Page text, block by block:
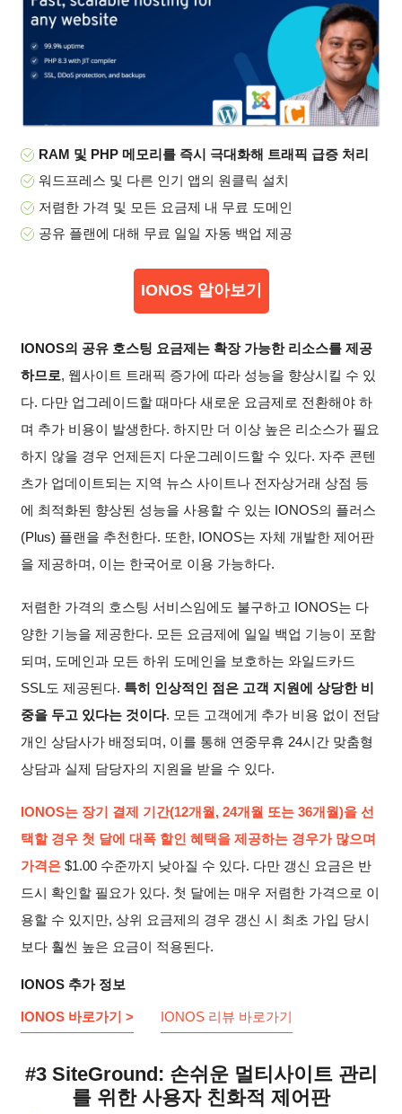
RAM 및 PHP 메모리를 즉시 극대화해 트래픽 급증 처리
워드프레스 및 다른 인기 앱의 원클릭 설치
저렴한 가격 및 모든 요금제 내 무료 도메인
공유 플랜에 대해 무료 일일 자동 백업 제공
IONOS 알아보기
IONOS의 공유 호스팅 요금제는 확장 가능한 리소스를 제공
하므로, 웹사이트 트래픽 증가에 따라 성능을 향상시킬 수 있
다. 다만 업그레이드할 때마다 새로운 요금제로 전환해야 하
며 추가 비용이 발생한다. 하지만 더 이상 높은 리소스가 필요
하지 않을 경우 언제든지 다운그레이드할 수 있다. 자주 콘텐
츠가 업데이트되는 지역 뉴스 사이트나 전자상거래 상점 등
에 최적화된 향상된 성능을 사용할 수 있는 IONOS의 플러스
(Plus) 플랜을 추천한다. 또한, IONOS는 자체 개발한 제어판
을 제공하며, 이는 한국어로 이용 가능하다.
저렴한 가격의 호스팅 서비스임에도 불구하고 IONOS는 다
양한 기능을 제공한다. 모든 요금제에 일일 백업 기능이 포함
되며, 도메인과 모든 하위 도메인을 보호하는 와일드카드
SSL도 제공된다. 특히 인상적인 점은 고객 지원에 상당한 비
중을 두고 있다는 것이다. 모든 고객에게 추가 비용 없이 전담
개인 상담사가 배정되며, 이를 통해 연중무휴 24시간 맞춤형
상담과 실제 담당자의 지원을 받을 수 있다.
IONOS는 장기 결제 기간(12개월, 24개월 또는 36개월)을 선
택할 경우 첫 달에 대폭 할인 혜택을 제공하는 경우가 많으며
가격은 $1.00 수준까지 낮아질 수 있다. 다만 갱신 요금은 반
드시 확인할 필요가 있다. 첫 달에는 매우 저렴한 가격으로 이
용할 수 있지만, 상위 요금제의 경우 갱신 시 최초 가입 당시
보다 훨씬 높은 요금이 적용된다.
IONOS 추가 정보
IONOS 바로가기 > IONOS 리뷰 바로가기
#3 SiteGround: 손쉬운 멀티사이트 관리
를 위한 사용자 친화적 제어판